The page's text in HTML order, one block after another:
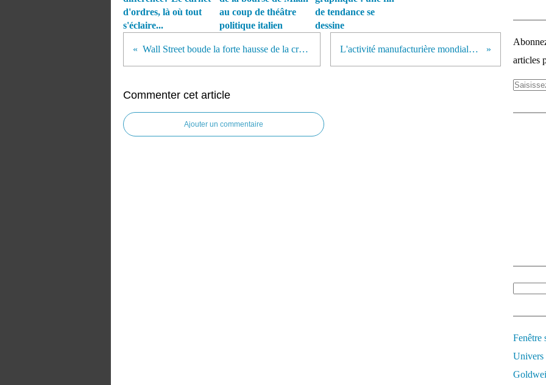
d'ordres, là où tout
s'éclaire...
au coup de théâtre
politique italien
de tendance se
dessine
Wall Street boude la forte hausse de la croissance US au 4ème trimestre L'activité manufacturière mondiale au plus haut depuis 6 ans
Commenter cet article
Ajouter un commentaire
articles
Fenêtre
Univers